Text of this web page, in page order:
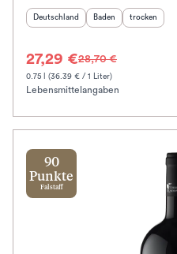
Herkunftsland
Deutschland Herkunftsregion:
Baden Geschmack
trocken
27,29 €28,70 €
0.75 l (36.39 € / 1 Liter)
Lebensmittelangaben
90
Punkte
Falstaff